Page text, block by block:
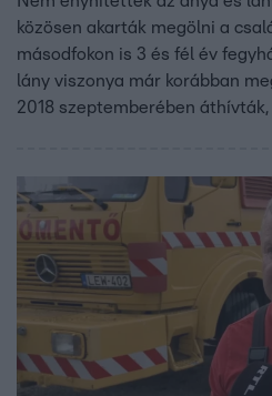
közösen akarták megölni a
másodfokon is 3 és fél év
lány viszonya már korábban
2018 szeptemberében
verte, majd amikor menekülni